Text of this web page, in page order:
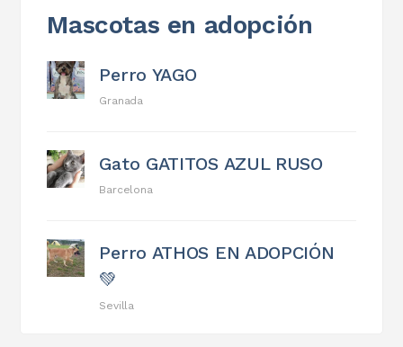
Mascotas en adopción
Perro YAGO
Granada
Gato GATITOS AZUL RUSO
Barcelona
Perro ATHOS EN ADOPCIÓN
💚
Sevilla